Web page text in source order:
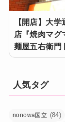
【開店】大
店『焼肉マグ
麺屋五右衛門
人気タグ
nonowa国立 (84)